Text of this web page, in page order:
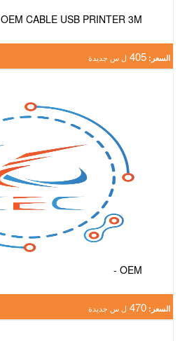
OEM CABLE USB PRINTER 3M
السعر: 405 ل س جديدة
OEM -
السعر: 470 ل س جديدة